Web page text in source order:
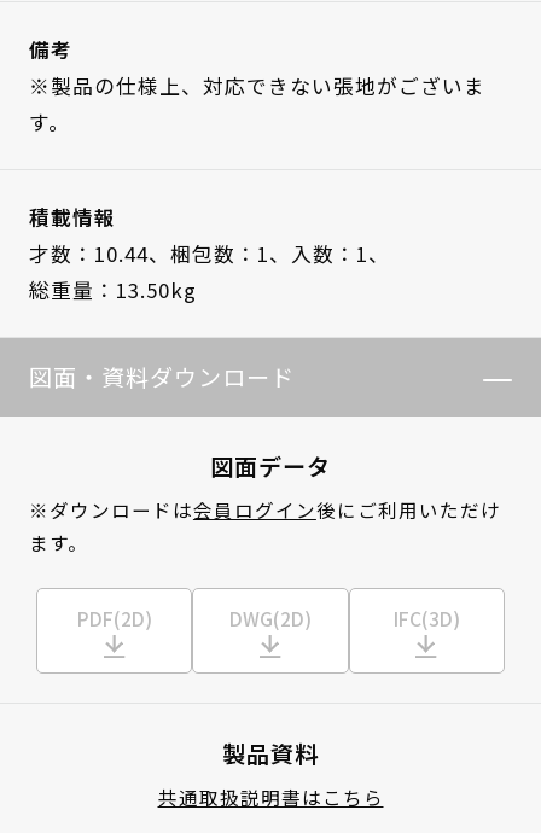
備考
※製品の仕様上、対応できない張地がございま
す。
積載情報
才数：10.44、 梱包数：1、 入数：1、
総重量：13.50kg
図面・資料ダウンロード
図面データ
※ダウンロードは会員ログイン後にご利用いただけ
ます。
PDF(2D) DWG(2D) IFC(3D)
製品資料
共通取扱説明書はこちら